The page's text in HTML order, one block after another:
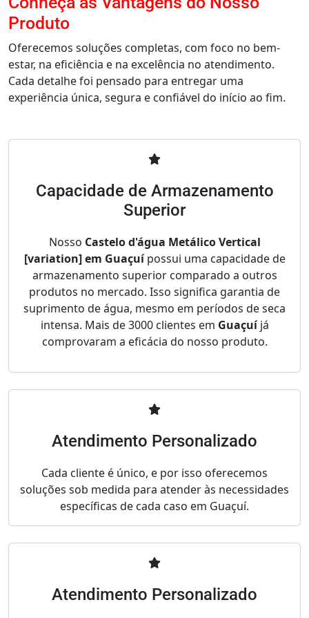
Produto
Oferecemos soluções completas, com foco no bem-
estar, na eficiência e na excelência no atendimento.
Cada detalhe foi pensado para entregar uma
experiência única, segura e confiável do início ao fim.
Capacidade de Armazenamento
Superior
Nosso Castelo d'água Metálico Vertical
[variation] em Guaçuípossui uma capacidade de
armazenamento superior comparado a outros
produtos no mercado. Isso significa garantia de
suprimento de água, mesmo em períodos de seca
intensa. Mais de 3000 clientes em Guaçuíjá
comprovaram a eficácia do nosso produto.
Atendimento Personalizado
Cada cliente é único, e por isso oferecemos
soluções sob medida para atender às necessidades
específicas de cada caso em Guaçuí.
Atendimento Personalizado